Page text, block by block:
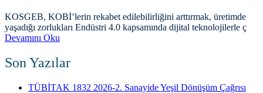
KOSGEB, KOBİ’lerin rekabet edilebilirliğini arttırmak, üretimde
yaşadığı zorlukları Endüstri 4.0 kapsamında dijital teknolojilerle ç
Devamını Oku
Son Yazılar
TÜBİTAK 1832 2026-2. Sanayide Yeşil Dönüşüm Çağrısı